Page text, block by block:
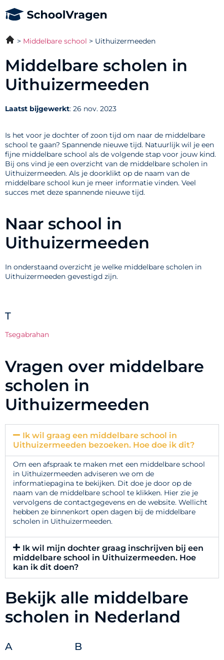
Middelbare school Uithuizermeeden
Middelbare scholen in
Uithuizermeeden
Laatst bijgewerkt: 26 nov. 2023
Is het voor je dochter of zoon tijd om naar de middelbare
school te gaan? Spannende nieuwe tijd. Natuurlijk wil je een
fijne middelbare school als de volgende stap voor jouw kind.
Bij ons vind je een overzicht van de middelbare scholen in
Uithuizermeeden. Als je doorklikt op de naam van de
middelbare school kun je meer informatie vinden. Veel
succes met deze spannende nieuwe tijd.
Naar school in
Uithuizermeeden
In onderstaand overzicht je welke middelbare scholen in
Uithuizermeeden gevestigd zijn.
T
Tsegabrahan
Vragen over middelbare
scholen in
Uithuizermeeden
Ik wil graag een middelbare school in
Uithuizermeeden bezoeken. Hoe doe ik dit?
Om een afspraak te maken met een middelbare school
in Uithuizermeeden adviseren we om de
informatiepagina te bekijken. Dit doe je door op de
naam van de middelbare school te klikken. Hier zie je
vervolgens de contactgegevens en de website. Wellicht
hebben ze binnenkort open dagen bij de middelbare
scholen in Uithuizermeeden.
Ik wil mijn dochter graag inschrijven bij een
middelbare school in Uithuizermeeden. Hoe
kan ik dit doen?
Bekijk alle middelbare
scholen in Nederland
A B